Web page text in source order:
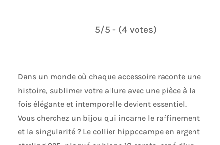
5/5 - (4 votes)
Dans un monde où chaque accessoire raconte une
histoire, sublimer votre allure avec une pièce à la
fois élégante et intemporelle devient essentiel.
Vous cherchez un bijou qui incarne le raffinement
et la singularité ? Le collier hippocampe en argent